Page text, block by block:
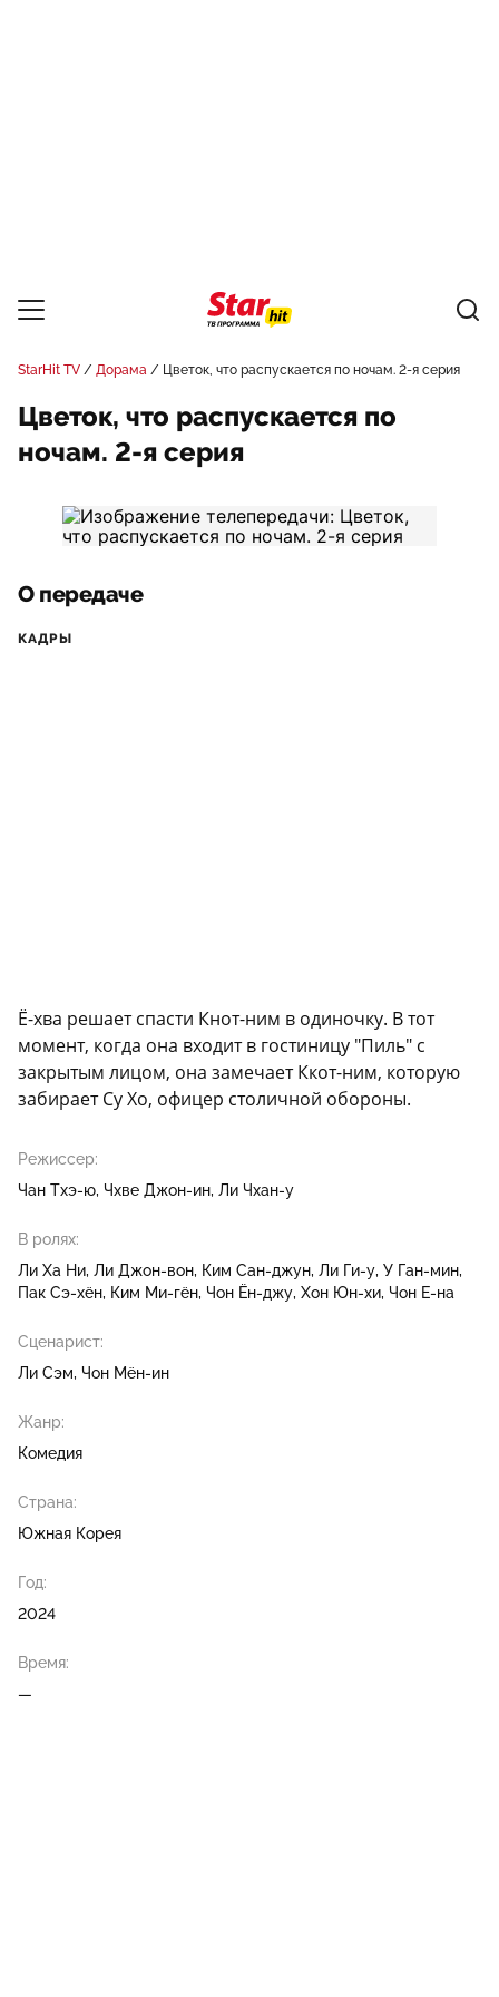
StarHit TV Дорама Цветок, что распускается по ночам. 2-я серия
Цветок, что распускается по
ночам. 2-я серия
О передаче
КАДРЫ
Ё-хва решает спасти Кнот-ним в одиночку. В тот
момент, когда она входит в гостиницу "Пиль" с
закрытым лицом, она замечает Ккот-ним, которую
забирает Су Хо, офицер столичной обороны.
Режиссер:
Чан Тхэ-ю Чхве Джон-ин Ли Чхан-у
В ролях:
Ли Ха Ни Ли Джон-вон Ким Сан-джун Ли Ги-у У Ган-мин
Пак Сэ-хён Ким Ми-гён Чон Ён-джу Хон Юн-хи Чон Е-на
Сценарист:
Ли Сэм Чон Мён-ин
Жанр:
Комедия
Страна:
Южная Корея
Год:
2024
Время:
—